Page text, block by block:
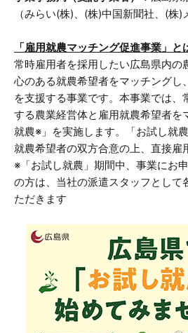
（みらい(株)、(株)中国新聞社、(株)
「雇用就農マッチング促進事業」と
常時雇用者を採用したい広島県内の
心のある就農希望者をマッチングし
を支援する事業です。本事業では、
する農業経営体と雇用就農希望者を
就農※」を実施します。「お試し就
就農希望者の双方合意の上、直接雇
※「お試し就農」期間中、事業にお
の方は、当社の派遣スタッフとして
ただきます